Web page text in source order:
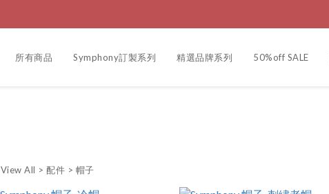
所有商品 Symphony訂製系列 精選品牌系列 50%off SALE
View All >配件 > 帽子